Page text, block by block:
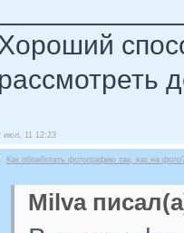
рассмотреть
июл, 11 12:23
Как обработать фотографию так, как на
Milva